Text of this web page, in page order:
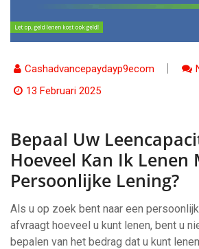
Cashadvancepaydayp9ecom
13 Februari 2025
Bepaal Uw
Hoeveel Kan Ik Lenen
Persoonlijke Lening?
Als u op zoek bent naar een
afvraagt hoeveel u kunt lenen, bent u
bepalen van het bedrag dat u kunt